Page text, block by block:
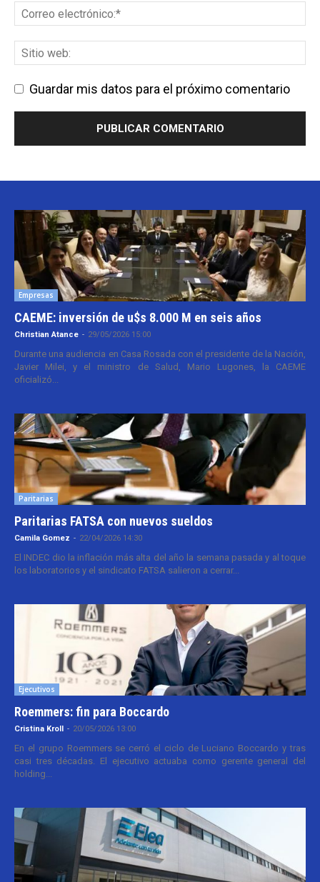
Guardar mis datos para el próximo comentario
Empresas
CAEME: inversión de u$s 8.000 M en seis años
Christian Atance - 29/05/2026 15:00
Durante una audiencia en Casa Rosada con el presidente de la Nación,
Javier Milei, y el ministro de Salud, Mario Lugones, la CAEME
oficializó...
Paritarias
Paritarias FATSA con nuevos sueldos
Camila Gomez - 22/04/2026 14:30
El INDEC dio la inflación más alta del año la semana pasada y al toque
los laboratorios y el sindicato FATSA salieron a cerrar...
Ejecutivos
Roemmers: fin para Boccardo
Cristina Kroll - 20/05/2026 13:00
En el grupo Roemmers se cerró el ciclo de Luciano Boccardo y tras
casi tres décadas. El ejecutivo actuaba como gerente general del
holding...